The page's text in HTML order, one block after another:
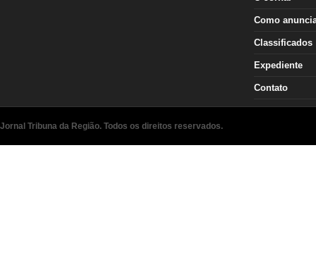
Como
Classificados
Expediente
Contato
Jornal Tribuna da Região. Todos os direitos reservados.